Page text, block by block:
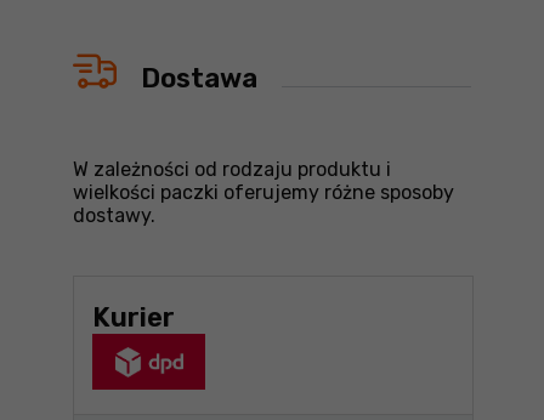
Dostawa
W zależności od rodzaju produktu i
wielkości paczki oferujemy różne sposoby
dostawy.
Kurier